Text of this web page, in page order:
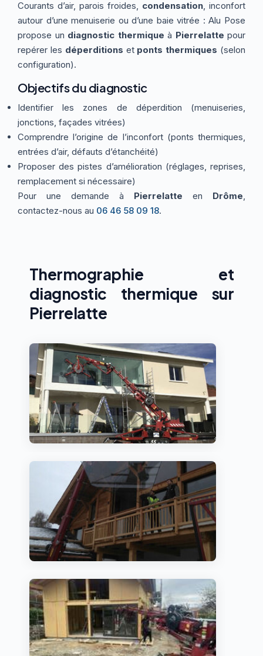
Thermographie ACTUALITÉS
ETRE RAPPELÉ
Courants d’air, parois froides, condensation , inconfort
autour d’une menuiserie ou d’une baie vitrée : Alu Pose
propose un diagnostic thermique à Pierrelatte pour
repérer les déperditions et ponts thermiques (selon
configuration).
Objectifs du diagnostic
Identifier les zones de déperdition (menuiseries,
jonctions, façades vitrées)
Comprendre l’origine de l’inconfort (ponts thermiques,
entrées d’air, défauts d’étanchéité)
Proposer des pistes d’amélioration (réglages, reprises,
remplacement si nécessaire)
Pour une demande à Pierrelatte en Drôme
contactez-nous au 06 46 58 09 18.
Thermographie et
diagnostic thermique sur
Pierrelatte